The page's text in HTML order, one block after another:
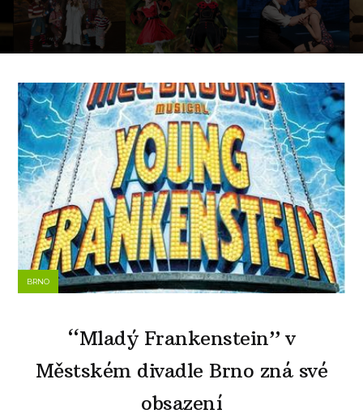
BRNO
“Mladý Frankenstein” v
Městském divadle Brno zná své
obsazení